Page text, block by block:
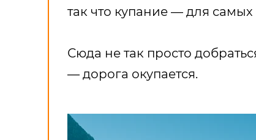
так что купание — для
Сюда не так просто
— дорога окупается.